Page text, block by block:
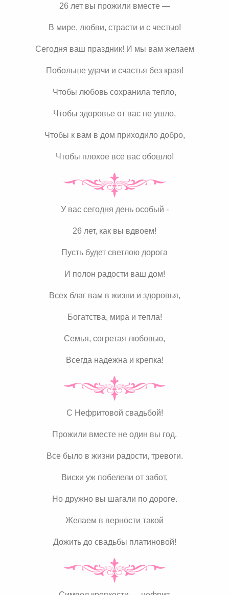
26 лет вы прожили вместе —
В мире, любви, страсти и с честью!
Сегодня ваш праздник! И мы вам желаем
Побольше удачи и счастья без края!
Чтобы любовь сохранила тепло,
Чтобы здоровье от вас не ушло,
Чтобы к вам в дом приходило добро,
Чтобы плохое все вас обошло!
У вас сегодня день особый -
26 лет, как вы вдвоем!
Пусть будет светлою дорога
И полон радости ваш дом!
Всех благ вам в жизни и здоровья,
Богатства, мира и тепла!
Семья, согретая любовью,
Всегда надежна и крепка!
С Нефритовой свадьбой!
Прожили вместе не один вы год.
Все было в жизни радости, тревоги.
Виски уж побелели от забот,
Но дружно вы шагали по дороге.
Желаем в верности такой
Дожить до свадьбы платиновой!